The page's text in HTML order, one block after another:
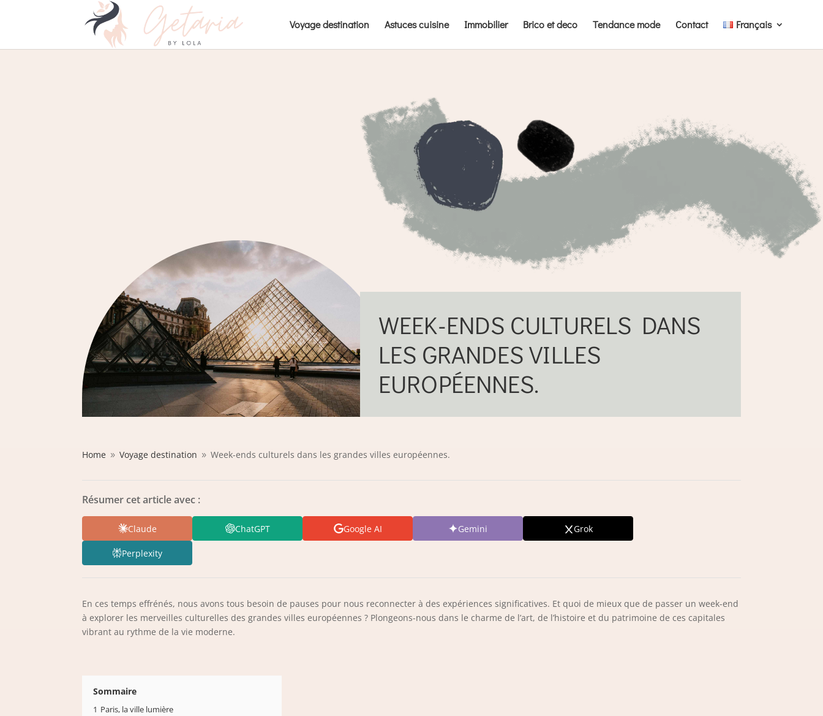
Voyage destination Astuces cuisine Immobilier Brico et deco Tendance mode Contact Français
WEEK-ENDS CULTURELS DANS
LES GRANDES VILLES
EUROPÉENNES.
Home 9 Voyage destination 9 Week-ends culturels dans les grandes villes européennes.
Résumer cet article avec :
Claude ChatGPT Google AI Gemini Grok
Perplexity
En ces temps effrénés, nous avons tous besoin de pauses pour nous reconnecter à des expériences significatives. Et quoi de mieux que de passer un week-end
à explorer les merveilles culturelles des grandes villes européennes ? Plongeons-nous dans le charme de l’art, de l’histoire et du patrimoine de ces capitales
vibrant au rythme de la vie moderne.
Sommaire
1 Paris, la ville lumière